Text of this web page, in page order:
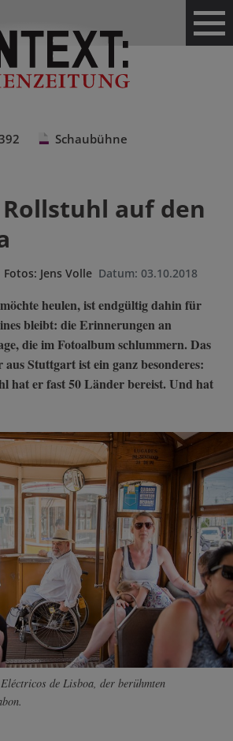
Schaubühne
auf den
Fotos: Jens Volle Datum: 03.10.2018
heulen, ist endgültig dahin für
bleibt: die Erinnerungen an
die im Fotoalbum schlummern. Das
Stuttgart ist ein ganz besonderes:
hat er fast 50 Länder bereist. Und hat
de Lisboa, der berühmten